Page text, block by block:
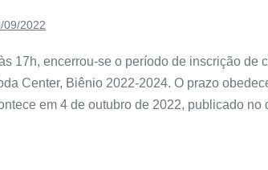
09/2022
17h, encerrou-se o período de inscrição de
Center, Biênio 2022-2024. O prazo
em 4 de outubro de 2022, publicado no